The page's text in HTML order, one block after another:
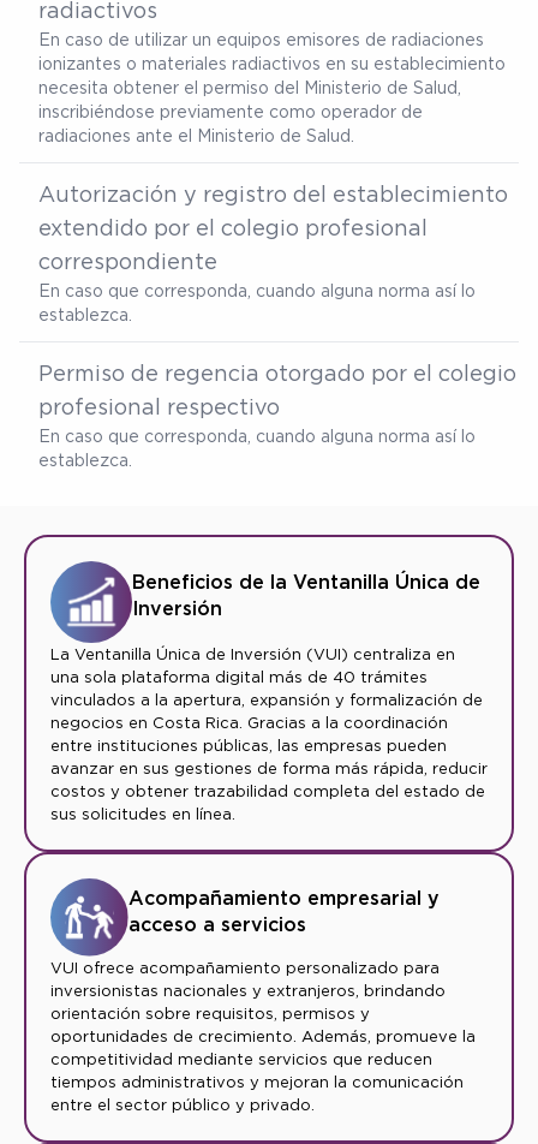
radiactivos
En caso de utilizar un equipos emisores de radiaciones
ionizantes o materiales radiactivos en su establecimiento
necesita obtener el permiso del Ministerio de Salud,
inscribiéndose previamente como operador de
radiaciones ante el Ministerio de Salud.
Autorización y registro del establecimiento
extendido por el colegio profesional
correspondiente
En caso que corresponda, cuando alguna norma así lo
establezca.
Permiso de regencia otorgado por el colegio
profesional respectivo
En caso que corresponda, cuando alguna norma así lo
establezca.
Beneficios de la Ventanilla Única de
Inversión
La Ventanilla Única de Inversión (VUI) centraliza en
una sola plataforma digital más de 40 trámites
vinculados a la apertura, expansión y formalización de
negocios en Costa Rica. Gracias a la coordinación
entre instituciones públicas, las empresas pueden
avanzar en sus gestiones de forma más rápida, reducir
costos y obtener trazabilidad completa del estado de
sus solicitudes en línea.
Acompañamiento empresarial y
acceso a servicios
VUI ofrece acompañamiento personalizado para
inversionistas nacionales y extranjeros, brindando
orientación sobre requisitos, permisos y
oportunidades de crecimiento. Además, promueve la
competitividad mediante servicios que reducen
tiempos administrativos y mejoran la comunicación
entre el sector público y privado.